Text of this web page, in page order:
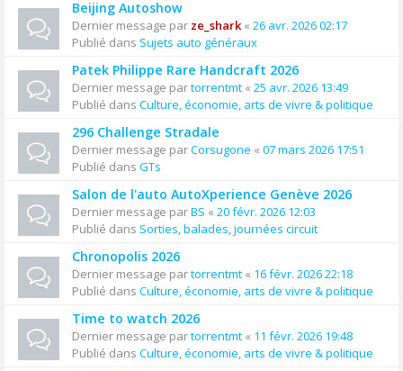
Beijing Autoshow
Dernier message par ze_shark« 26 avr. 2026 02:17
Publié dans Sujets auto généraux
Patek Philippe Rare Handcraft 2026
Dernier message partorrentmt « 25 avr. 2026 13:49
Publié dans Culture, économie, arts de vivre & politique
296 Challenge Stradale
Dernier message parCorsugone « 07 mars 2026 17:51
Publié dans GTs
Salon de l'auto AutoXperience Genève 2026
Dernier message parBS « 20 févr. 2026 12:03
Publié dans Sorties, balades, journées circuit
Chronopolis 2026
Dernier message partorrentmt « 16 févr. 2026 22:18
Publié dans Culture, économie, arts de vivre & politique
Time to watch 2026
Dernier message partorrentmt « 11 févr. 2026 19:48
Publié dans Culture, économie, arts de vivre & politique